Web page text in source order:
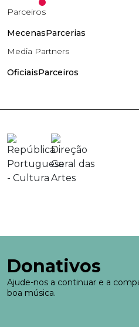
Parceiros
MecenasParcerias
Media Partners
OficiaisParceiros
Donativos
Ajude-nos a continuar e a
boa música.